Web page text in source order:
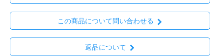
この商品について問い合わせる
返品について